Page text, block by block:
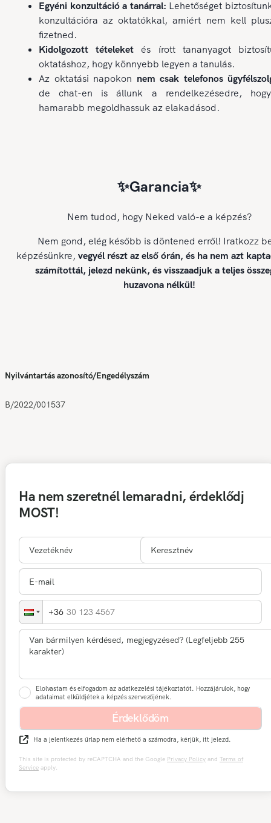
Egyéni konzultáció a tanárral: Lehetőséget
konzultációra az oktatókkal, amiért nem kell
fizetned.
Kidolgozott tételeket és írott tananyagot
oktatáshoz, hogy könnyebb legyen a tanulás.
Az oktatási napokon nem csak telefonos
de chat-en is állunk a rendelkezésedre,
hamarabb megoldhassuk az elakadásod.
✨Garancia✨
Nem tudod, hogy Neked való-e a képzés?
Nem gond, elég később is döntened erről! Iratkozz
képzésünkre, vegyél részt az első órán, és ha nem azt
számítottál, jelezd nekünk, és visszaadjuk a teljes
huzavona nélkül!
Nyilvántartás azonosító/Engedélyszám
B/2022/001537
Ha nem szeretnél lemaradni, érdeklődj
MOST!
30 123 4567
Elolvastam és elfogadom az adatkezelési tájékoztatót. Hozzájárulok, hogy
adataimat elküldjétek a képzés szervezőjének.
Érdeklődöm
Ha a jelentkezés űrlap nem elérhető a számodra, kérjük, itt jelezd.
This site is protected by reCAPTCHA and the Google Privacy Policy and Terms of
Service apply.